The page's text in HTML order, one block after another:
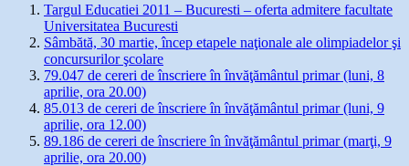
Targul Educatiei 2011 – Bucuresti – oferta admitere facultate
Universitatea Bucuresti
Sâmbătă, 30 martie, încep etapele naţionale ale olimpiadelor şi
concursurilor şcolare
79.047 de cereri de înscriere în învăţământul primar (luni, 8
aprilie, ora 20.00)
85.013 de cereri de înscriere în învăţământul primar (luni, 9
aprilie, ora 12.00)
89.186 de cereri de înscriere în învăţământul primar (marţi, 9
aprilie, ora 20.00)